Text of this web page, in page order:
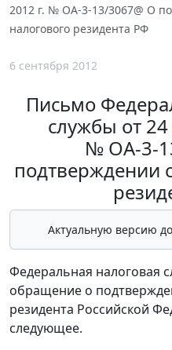
2012 г. № ОА-3-13/3067@ О
налогового резидента РФ
6 сентября 2012
Письмо
службы от 24
№ ОА-3-
подтверждении
Актуальную версию
Федеральная налоговая
обращение о
резидента Российской
следующее.